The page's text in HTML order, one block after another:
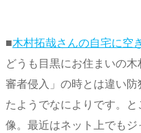
■木村拓哉さんの自宅に空
どうも目黒にお住まいの
審者侵入」の時とは違い
たようでなによりです。
像。最近はネット上でも